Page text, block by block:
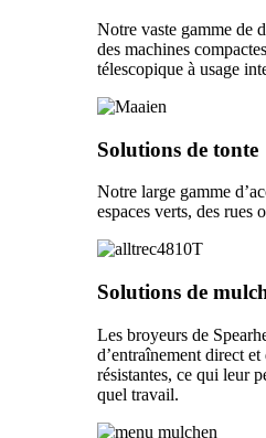
Notre vaste gamme de
des machines
télescopique à usage
Solutions de tonte
Notre large gamme
espaces verts, des rues
Solutions de
Les broyeurs de
d’entraînement direct
résistantes, ce qui leur
quel travail.